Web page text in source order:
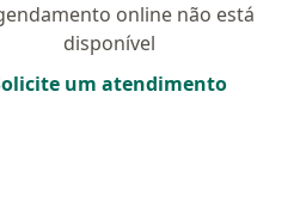
online não está
disponível
um atendimento